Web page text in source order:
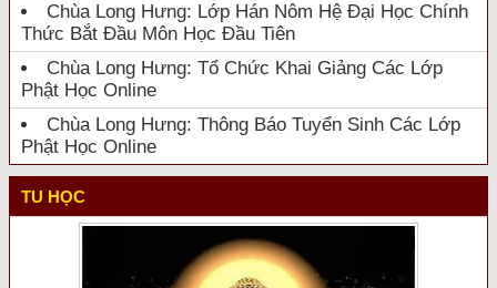
Chùa Long Hưng: Lớp Hán Nôm Hệ Đại Học Chính
Thức Bắt Đầu Môn Học Đầu Tiên
Chùa Long Hưng: Tổ Chức Khai Giảng Các Lớp
Phật Học Online
Chùa Long Hưng: Thông Báo Tuyển Sinh Các Lớp
Phật Học Online
TU HỌC